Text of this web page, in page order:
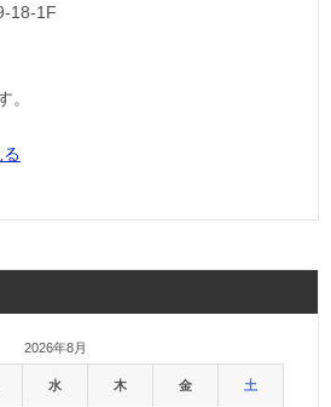
。
2026年8月
水 木 金 土